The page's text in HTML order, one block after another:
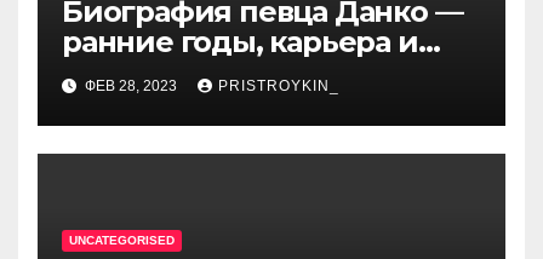
Биография певца Данко —
ранние годы, карьера и
личная жизнь — все, что вы
хотели знать о
талантливом артисте
ФЕВ 28, 2023 PRISTROYKIN_
UNCATEGORISED